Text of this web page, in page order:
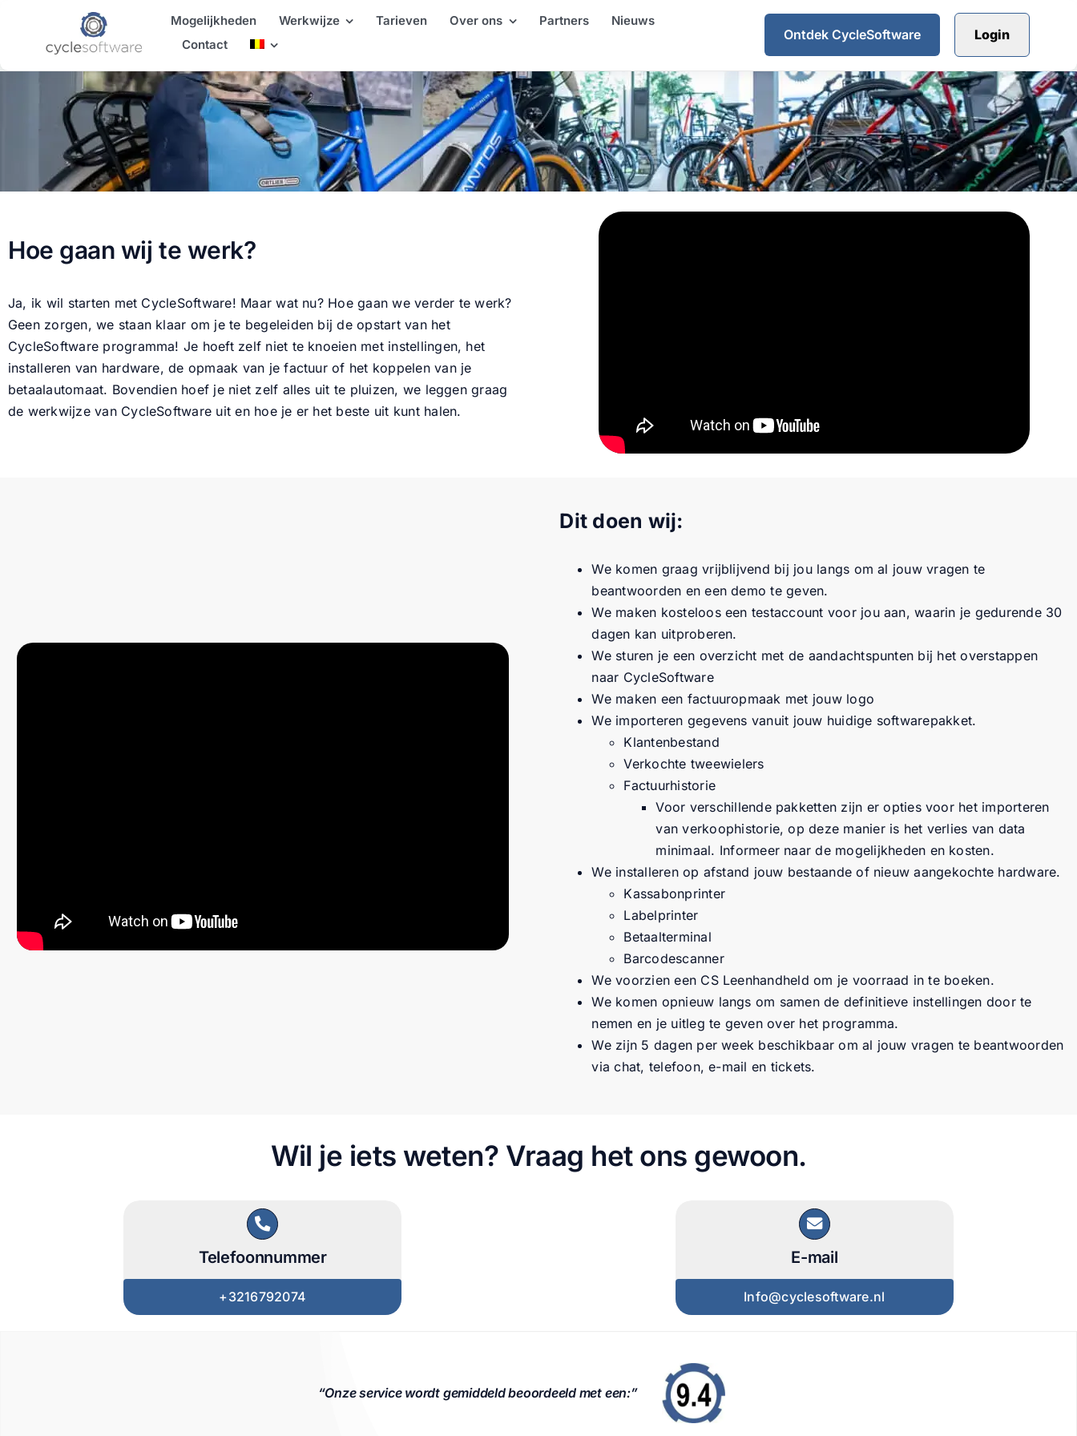
Mogelijkheden Werkwijze Tarieven Over ons Partners
Nieuws
Contact
Ontdek CycleSoftware Login
Hoe gaan wij te werk?
Ja, ik wil starten met CycleSoftware! Maar wat nu? Hoe gaan we verder te werk?
Geen zorgen, we staan klaar om je te begeleiden bij de opstart van het
CycleSoftware programma! Je hoeft zelf niet te knoeien met instellingen, het
installeren van hardware, de opmaak van je factuur of het koppelen van je
betaalautomaat. Bovendien hoef je niet zelf alles uit te pluizen, we leggen graag
de werkwijze van CycleSoftware uit en hoe je er het beste uit kunt halen.
Dit doen wij:
We komen graag vrijblijvend bij jou langs om al jouw vragen te
beantwoorden en een demo te geven.
We maken kosteloos een testaccount voor jou aan, waarin je gedurende 30
dagen kan uitproberen.
We sturen je een overzicht met de aandachtspunten bij het overstappen
naar CycleSoftware
We maken een factuuropmaak met jouw logo
We importeren gegevens vanuit jouw huidige softwarepakket.
Klantenbestand
Verkochte tweewielers
Factuurhistorie
Voor verschillende pakketten zijn er opties voor het importeren
van verkoophistorie, op deze manier is het verlies van data
minimaal. Informeer naar de mogelijkheden en kosten.
We installeren op afstand jouw bestaande of nieuw aangekochte hardware.
Kassabonprinter
Labelprinter
Betaalterminal
Barcodescanner
We voorzien een CS Leenhandheld om je voorraad in te boeken.
We komen opnieuw langs om samen de definitieve instellingen door te
nemen en je uitleg te geven over het programma.
We zijn 5 dagen per week beschikbaar om al jouw vragen te beantwoorden
via chat, telefoon, e-mail en tickets.
Wil je iets weten? Vraag het ons gewoon.
Telefoonnummer
+3216792074
E-mail
Info@cyclesoftware.nl
“Onze service wordt gemiddeld beoordeeld met een:”